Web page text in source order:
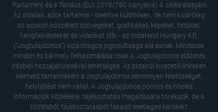
látják a
Parlament és a Tanács (EU) 2019/790 Irányelve) 4. cikke alapján!
Az oldalak, azok tartalma - ideértve különösen, de nem kizárólag
az azokon közzétett szövegeket, grafikákat, képeket, fotókat,
hangfelvételeket és videókat stb. - az IndaNext Hungary Kft.
("Jogtulajdonos") kizárólagos jogosultsága alá esnek. Mindezek
minden és bármely felhasználása csak a Jogtulajdonos előzetes
írásbeli hozzájárulásával lehetséges. Az oldalról kivezető linkeken
elérhető tartalmakért a Jogtulajdonos semmilyen felelősséget,
helytállást nem vállal. A Jogtulajdonos pontos és hiteles
információk közlésére, tájékoztatás megadására törekszik, de a
közlésből, tájékoztatásból fakadó esetleges károkért